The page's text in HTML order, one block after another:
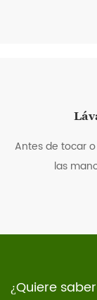
Antes de tocar
las
¿Quiere